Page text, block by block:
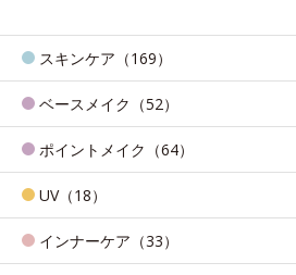
スキンケア（169）
ベースメイク（52）
ポイントメイク（64）
UV（18）
インナーケア（33）